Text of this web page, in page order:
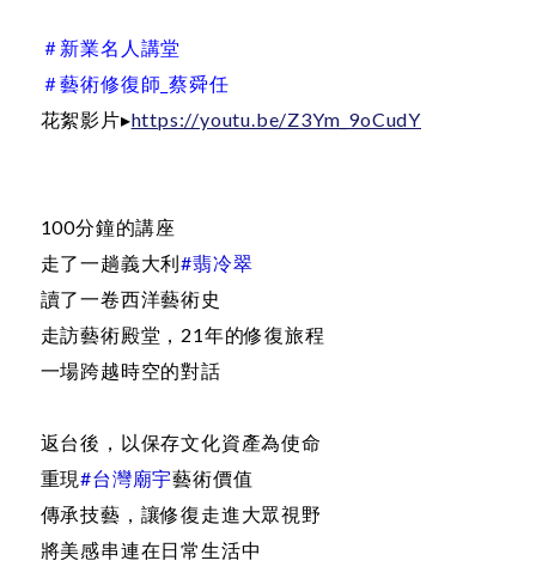
＃新業名人講堂
＃藝術修復師_蔡舜任
花絮影片▸https://youtu.be/Z3Ym_9oCudY
100分鐘的講座
走了一趟義大利#翡冷翠
讀了一卷西洋藝術史
走訪藝術殿堂，21年的修復旅程
一場跨越時空的對話
返台後，以保存文化資產為使命
重現#台灣廟宇藝術價值
傳承技藝，讓修復走進大眾視野
將美感串連在日常生活中